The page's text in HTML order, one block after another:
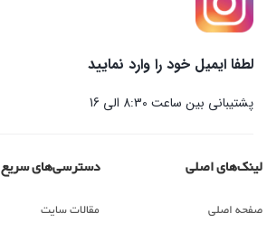
لطفا ایمیل خود را وارد نمایید
پشتیبانی بین ساعت 8:30 الی 16
لینک‌های اصلی
صفحه اصلی
دسترسی‌های سریع
مقالات سایت